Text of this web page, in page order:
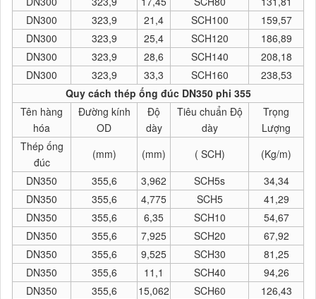
DN300
323,9 21,4 SCH100
159,57
DN300
323,9 25,4 SCH120
186,89
DN300
323,9 28,6 SCH140
208,18
DN300
323,9 33,3 SCH160
238,53
Quy cách thép ống đúc DN350 phi 355
Tên hàng
hóa
Đường kính
OD
Độ
dày
Tiêu chuẩn Độ
dày
Trọng
Lượng
Thép ống
đúc
(mm) (mm) ( SCH)
(Kg/m)
DN350
355,6 3,962 SCH5s
34,34
DN350
355,6 4,775 SCH5
41,29
DN350
355,6 6,35 SCH10
54,67
DN350
355,6 7,925 SCH20
67,92
DN350
355,6 9,525 SCH30
81,25
DN350
355,6 11,1 SCH40
94,26
DN350
355,6 15,062 SCH60
126,43